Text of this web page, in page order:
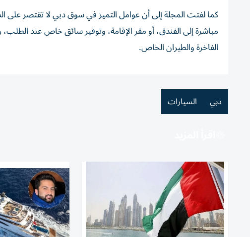
كما لفتت المجلة إلى أن عوامل التميز في سوق دبي لا تقتصر
مباشرة إلى الفندق، أو مقر الإقامة، وتوفير سائق خاص عند
الفاخرة والطيران الخاص.
دبي السيارات